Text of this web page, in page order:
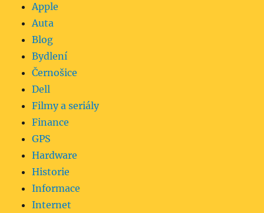
Apple
Auta
Blog
Bydlení
Černošice
Dell
Filmy a seriály
Finance
GPS
Hardware
Historie
Informace
Internet